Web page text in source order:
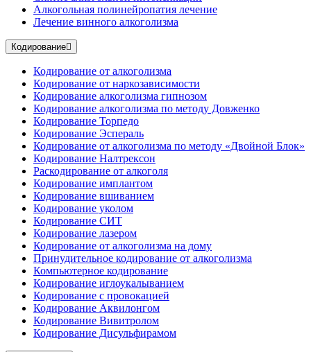
Алкогольная полинейропатия лечение
Лечение винного алкоголизма
Кодирование
Кодирование от алкоголизма
Кодирование от наркозависимости
Кодирование алкоголизма гипнозом
Кодирование алкоголизма по методу Довженко
Кодирование Торпедо
Кодирование Эспераль
Кодирование от алкоголизма по методу «Двойной Блок»
Кодирование Налтрексон
Раскодирование от алкоголя
Кодирование имплантом
Кодирование вшиванием
Кодирование уколом
Кодирование СИТ
Кодирование лазером
Кодирование от алкоголизма на дому
Принудительное кодирование от алкоголизма
Компьютерное кодирование
Кодирование иглоукалыванием
Кодирование с провокацией
Кодирование Аквилонгом
Кодирование Вивитролом
Кодирование Дисульфирамом